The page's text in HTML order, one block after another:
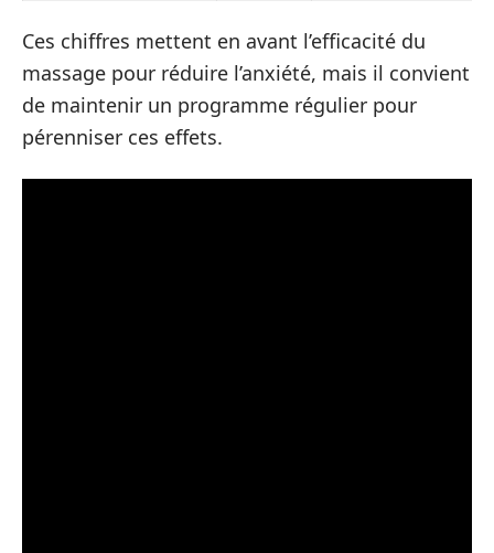
Ces chiffres mettent en avant l’efficacité du
massage pour réduire l’anxiété, mais il convient
de maintenir un programme régulier pour
pérenniser ces effets.